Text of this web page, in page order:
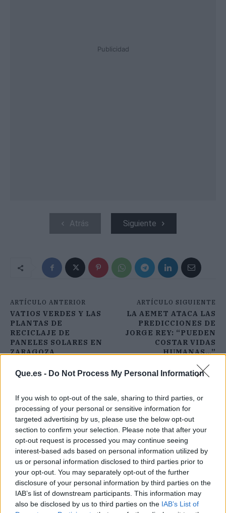
Que.es - Do Not Process My Personal Information
If you wish to opt-out of the sale, sharing to third parties, or
processing of your personal or sensitive information for
targeted advertising by us, please use the below opt-out
section to confirm your selection. Please note that after your
opt-out request is processed you may continue seeing
interest-based ads based on personal information utilized by
us or personal information disclosed to third parties prior to
your opt-out. You may separately opt-out of the further
disclosure of your personal information by third parties on the
IAB’s list of downstream participants. This information may
also be disclosed by us to third parties on the IAB’s List of
Publicidad
Atrás Siguiente
ARTÍCULO ANTERIOR
VATIOS VERDES Y LAS
PLANTAS DE
RECICLAJE DE
PANELES SOLARES EN
ZARAGOZA
ARTÍCULO SIGUIENTE
LA AEMET ATACA LAS
PREDICCIONES DE
JORGE REY: “PUEDEN
COSTAR VIDAS
HUMANAS…”